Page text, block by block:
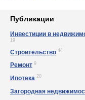
Публикации
Инвестиции в
19
Строительство 44
Ремонт 9
Ипотека 20
Загородная